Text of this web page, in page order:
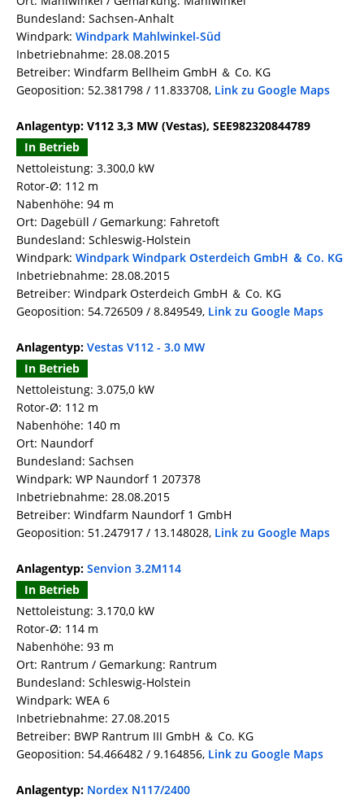
Bundesland: Sachsen-Anhalt
Windpark: Windpark Mahlwinkel-Süd
Inbetriebnahme: 28.08.2015
Betreiber: Windfarm Bellheim GmbH ＆ Co. KG
Geoposition: 52.381798 / 11.833708, Link zu Google Maps
Anlagentyp: V112 3,3 MW (Vestas), SEE982320844789
In Betrieb
Nettoleistung: 3.300,0 kW
Rotor-Ø: 112 m
Nabenhöhe: 94 m
Ort: Dagebüll / Gemarkung: Fahretoft
Bundesland: Schleswig-Holstein
Windpark: Windpark Windpark Osterdeich GmbH ＆ Co. KG
Inbetriebnahme: 28.08.2015
Betreiber: Windpark Osterdeich GmbH ＆ Co. KG
Geoposition: 54.726509 / 8.849549, Link zu Google Maps
Anlagentyp: Vestas V112 - 3.0 MW
In Betrieb
Nettoleistung: 3.075,0 kW
Rotor-Ø: 112 m
Nabenhöhe: 140 m
Ort: Naundorf
Bundesland: Sachsen
Windpark: WP Naundorf 1 207378
Inbetriebnahme: 28.08.2015
Betreiber: Windfarm Naundorf 1 GmbH
Geoposition: 51.247917 / 13.148028, Link zu Google Maps
Anlagentyp: Senvion 3.2M114
In Betrieb
Nettoleistung: 3.170,0 kW
Rotor-Ø: 114 m
Nabenhöhe: 93 m
Ort: Rantrum / Gemarkung: Rantrum
Bundesland: Schleswig-Holstein
Windpark: WEA 6
Inbetriebnahme: 27.08.2015
Betreiber: BWP Rantrum III GmbH ＆ Co. KG
Geoposition: 54.466482 / 9.164856, Link zu Google Maps
Anlagentyp: Nordex N117/2400